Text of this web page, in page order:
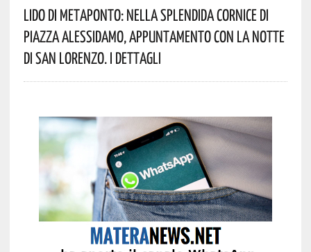
Lido Di Metaponto: Nella Splendida Cornice Di
Piazza Alessidamo, Appuntamento Con La Notte
Di San Lorenzo. I Dettagli